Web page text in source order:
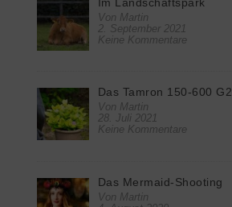
Von Martin
2. September 2021
Keine Kommentare
Das Tamron 150-600 G2
Von Martin
28. Juli 2021
Keine Kommentare
Das Mermaid-Shooting
Von Martin